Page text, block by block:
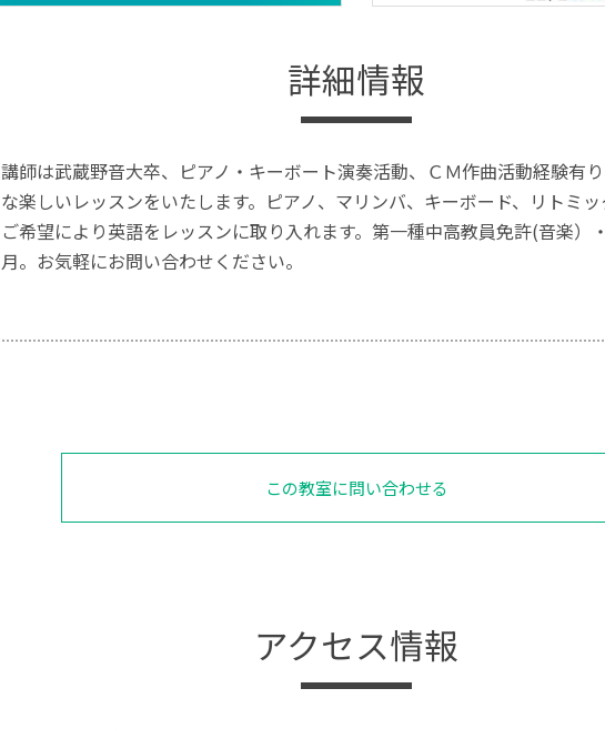
詳細情報
講師は武蔵野音大卒、ピアノ・キーボート演奏活動、ＣＭ作曲活動経験有
な楽しいレッスンをいたします。ピアノ、マリンバ、キーボード、リトミ
ご希望により英語をレッスンに取り入れます。第一種中高教員免許(音楽
月。お気軽にお問い合わせください。
この教室に問い合わせる
アクセス情報